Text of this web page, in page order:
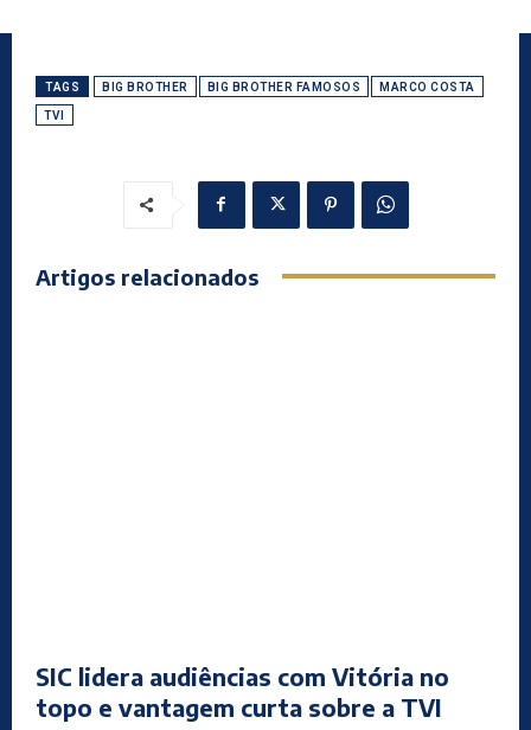
TAGS BIG BROTHER BIG BROTHER FAMOSOS MARCO COSTA
TVI
Artigos relacionados
SIC lidera audiências com Vitória no
topo e vantagem curta sobre a TVI